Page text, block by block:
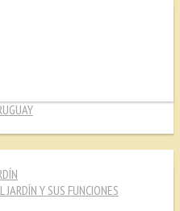
JARDÍN Y SUS FUNCIONES